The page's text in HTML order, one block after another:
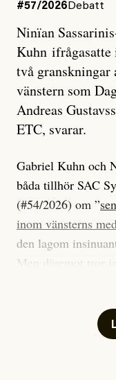
#57/2026 Debatt
Ninïan
Kuhn
två granskningar
vänstern som
Andreas
ETC, svarar.
Gabriel Kuhn och
båda tillhör SAC
(#54/2026) om ”
inom vänsterns
den lagom
Men däremot tror
journalistik som
jaga inbördes